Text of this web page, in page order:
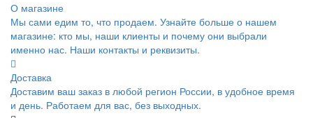
О магазине
Мы сами едим то, что продаем. Узнайте больше о нашем
магазине: кто мы, наши клиенты и почему они выбрали
именно нас. Наши контакты и реквизиты.
Доставка
Доставим ваш заказ в любой регион России, в удобное время
и день. Работаем для вас, без выходных.